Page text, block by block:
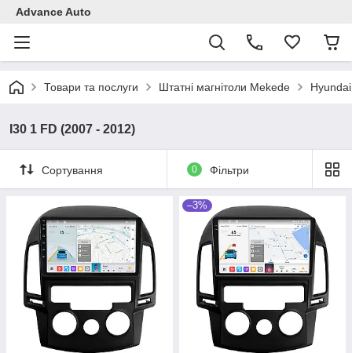
Advance Auto
Товари та послуги Штатні магнітоли Mekede Hyundai
I30 1 FD (2007 - 2012)
Сортування 0 Фільтри
–3%